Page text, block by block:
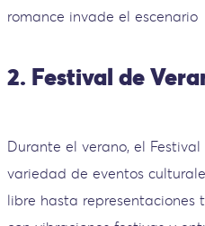
romance invade el escenario
2. Festival de
Durante el verano, el
variedad de eventos
libre hasta representaciones